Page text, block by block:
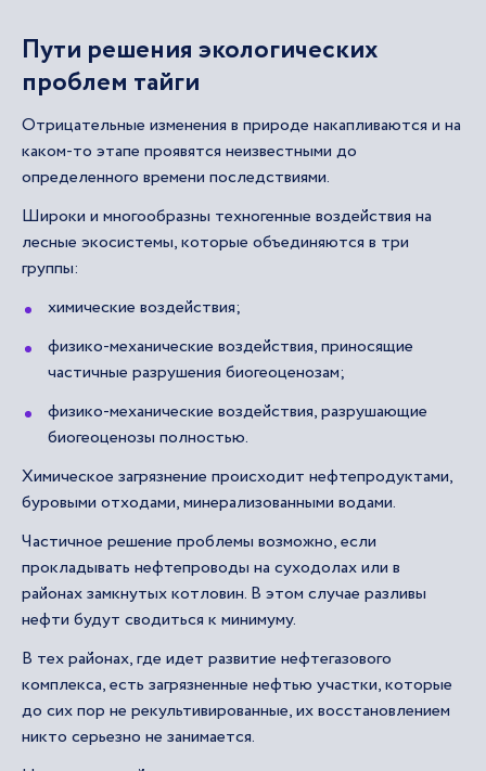
Пути решения экологических
проблем тайги
Отрицательные изменения в природе накапливаются и на
каком-то этапе проявятся неизвестными до
определенного времени последствиями.
Широки и многообразны техногенные воздействия на
лесные экосистемы, которые объединяются в три
группы:
химические воздействия;
физико-механические воздействия, приносящие
частичные разрушения биогеоценозам;
физико-механические воздействия, разрушающие
биогеоценозы полностью.
Химическое загрязнение происходит нефтепродуктами,
буровыми отходами, минерализованными водами.
Частичное решение проблемы возможно, если
прокладывать нефтепроводы на суходолах или в
районах замкнутых котловин. В этом случае разливы
нефти будут сводиться к минимуму.
В тех районах, где идет развитие нефтегазового
комплекса, есть загрязненные нефтью участки, которые
до сих пор не рекультивированные, их восстановлением
никто серьезно не занимается.